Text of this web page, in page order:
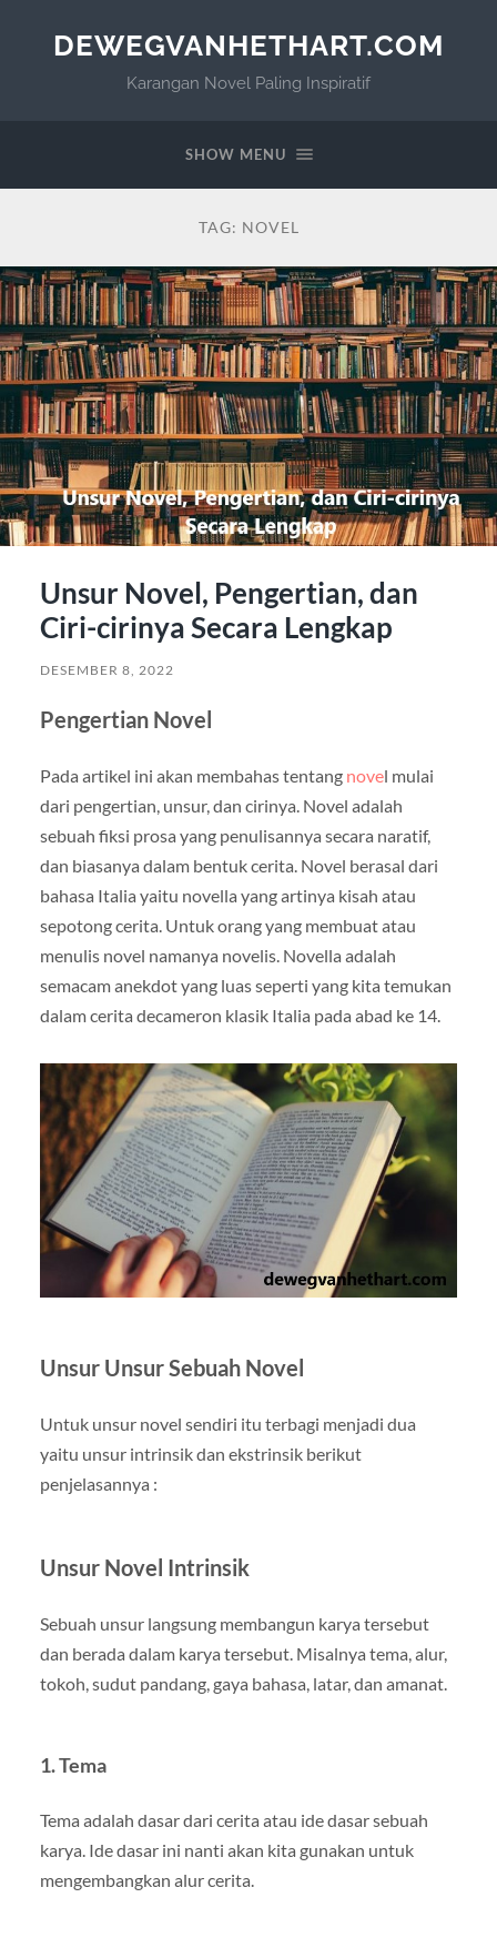
DEWEGVANHETHART.COM
Karangan Novel Paling Inspiratif
SHOW MENU
TAG: NOVEL
Unsur Novel, Pengertian, dan
Ciri-cirinya Secara Lengkap
DESEMBER 8, 2022
Pengertian Novel
Pada artikel ini akan membahas tentang novel mulai
dari pengertian, unsur, dan cirinya. Novel adalah
sebuah fiksi prosa yang penulisannya secara naratif,
dan biasanya dalam bentuk cerita. Novel berasal dari
bahasa Italia yaitu novella yang artinya kisah atau
sepotong cerita. Untuk orang yang membuat atau
menulis novel namanya novelis. Novella adalah
semacam anekdot yang luas seperti yang kita temukan
dalam cerita decameron klasik Italia pada abad ke 14.
Unsur Unsur Sebuah Novel
Untuk unsur novel sendiri itu terbagi menjadi dua
yaitu unsur intrinsik dan ekstrinsik berikut
penjelasannya :
Unsur Novel Intrinsik
Sebuah unsur langsung membangun karya tersebut
dan berada dalam karya tersebut. Misalnya tema, alur,
tokoh, sudut pandang, gaya bahasa, latar, dan amanat.
1. Tema
Tema adalah dasar dari cerita atau ide dasar sebuah
karya. Ide dasar ini nanti akan kita gunakan untuk
mengembangkan alur cerita.